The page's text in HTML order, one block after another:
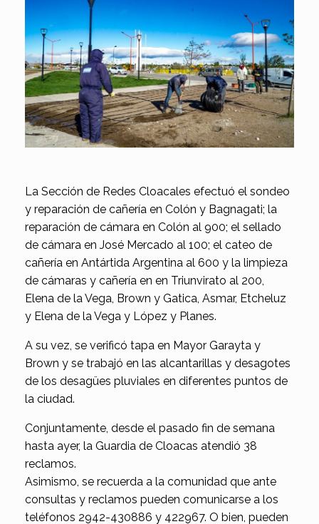
La Sección de Redes Cloacales efectuó el sondeo
y reparación de cañería en Colón y Bagnagati; la
reparación de cámara en Colón al 900; el sellado
de cámara en José Mercado al 100; el cateo de
cañería en Antártida Argentina al 600 y la limpieza
de cámaras y cañería en en Triunvirato al 200,
Elena de la Vega, Brown y Gatica, Asmar, Etcheluz
y Elena de la Vega y López y Planes.
A su vez, se verificó tapa en Mayor Garayta y
Brown y se trabajó en las alcantarillas y desagotes
de los desagües pluviales en diferentes puntos de
la ciudad.
Conjuntamente, desde el pasado fin de semana
hasta ayer, la Guardia de Cloacas atendió 38
reclamos.
Asimismo, se recuerda a la comunidad que ante
consultas y reclamos pueden comunicarse a los
teléfonos 2942-430886 y 422967. O bien, pueden